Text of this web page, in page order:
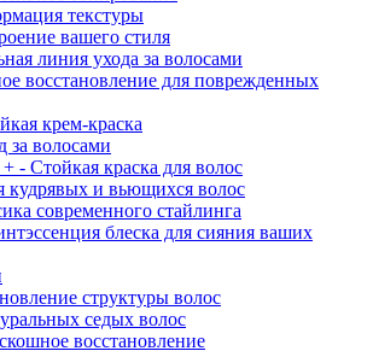
текстуры
вашего стиля
линия ухода за волосами
восстановление для поврежденных
крем-краска
волосами
- Стойкая краска для волос
кудрявых и вьющихся волос
современного стайлинга
блеска для сияния ваших
структуры волос
седых волос
восстановление